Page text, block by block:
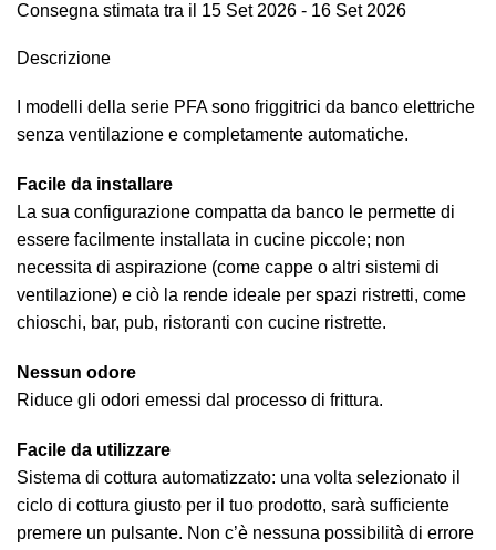
Consegna stimata tra il 15 Set 2026 - 16 Set 2026
Descrizione
I modelli della serie PFA sono friggitrici da banco elettriche
senza ventilazione e completamente automatiche.
Facile da installare
La sua configurazione compatta da banco le permette di
essere facilmente installata in cucine piccole; non
necessita di aspirazione (come cappe o altri sistemi di
ventilazione) e ciò la rende ideale per spazi ristretti, come
chioschi, bar, pub, ristoranti con cucine ristrette.
Nessun odore
Riduce gli odori emessi dal processo di frittura.
Facile da utilizzare
Sistema di cottura automatizzato: una volta selezionato il
ciclo di cottura giusto per il tuo prodotto, sarà sufficiente
premere un pulsante. Non c’è nessuna possibilità di errore